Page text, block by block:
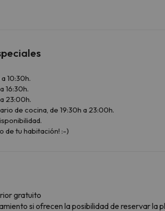
10:30h.
16:30h.
23:00h.
de cocina, de 19:30h a 23:00h.
de tu habitación! :-)
gratuito
si ofrecen la posibilidad de reservar la